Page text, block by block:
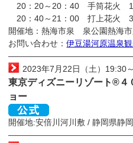
20：20～20：40 手筒花火
20：40～21：00 打上花火
開催地：熱海市泉 泉公園熱海市
お問い合わせ：伊豆湯河原温泉
2023年7月22日（土）19:30
東京ディズニーリゾート®４
ョー
開催地:安倍川河川敷 / 静岡県静